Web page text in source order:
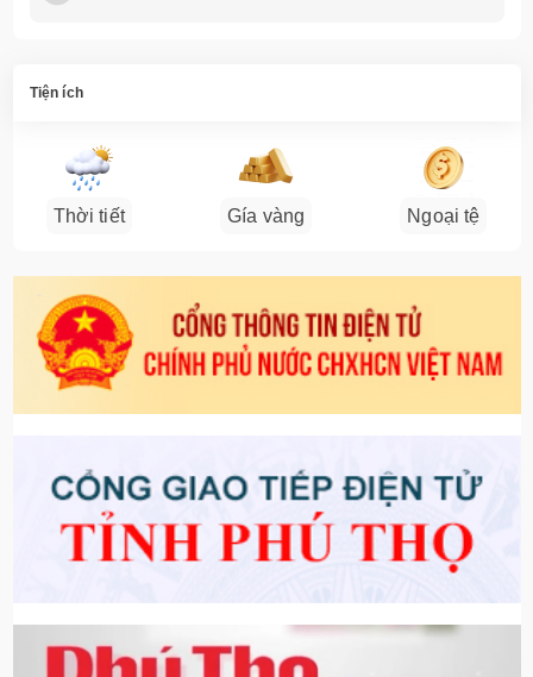
Tiện ích
Thời tiết Gía vàng Ngoại tệ